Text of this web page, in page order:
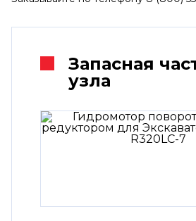
Запасная
узла